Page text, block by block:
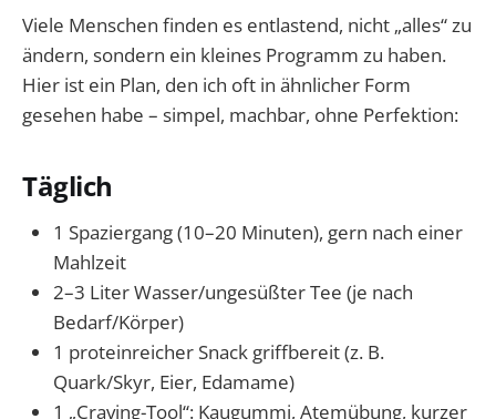
Viele Menschen finden es entlastend, nicht „alles“ zu
ändern, sondern ein kleines Programm zu haben.
Hier ist ein Plan, den ich oft in ähnlicher Form
gesehen habe – simpel, machbar, ohne Perfektion:
Täglich
1 Spaziergang (10–20 Minuten), gern nach einer
Mahlzeit
2–3 Liter Wasser/ungesüßter Tee (je nach
Bedarf/Körper)
1 proteinreicher Snack griffbereit (z. B.
Quark/Skyr, Eier, Edamame)
1 „Craving-Tool“: Kaugummi, Atemübung, kurzer